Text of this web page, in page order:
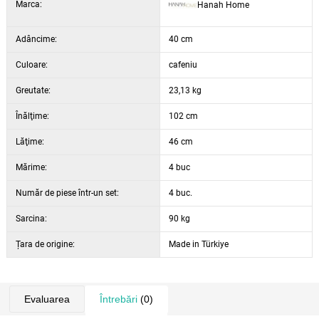
Marca: Hanah Home
Adâncime: 40 cm
Culoare: cafeniu
Greutate: 23,13 kg
Înălţime: 102 cm
Lăţime: 46 cm
Mărime: 4 buc
Număr de piese într-un set: 4 buc.
Sarcina: 90 kg
Țara de origine: Made in Türkiye
Evaluarea Întrebări(0)